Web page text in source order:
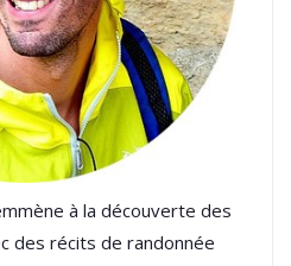
à la découverte des
des récits de randonnée